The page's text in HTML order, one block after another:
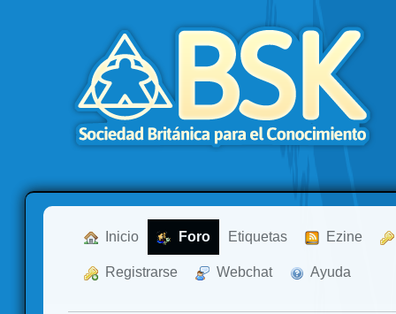
Inicio Foro Etiquetas Ezine
Registrarse Webchat Ayuda